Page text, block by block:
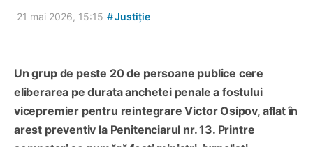
21 mai 2026, 15:15 #Justiție
Un grup de peste 20 de persoane publice cere
eliberarea pe durata anchetei penale a fostului
vicepremier pentru reintegrare Victor Osipov, aflat în
arest preventiv la Penitenciarul nr. 13. Printre